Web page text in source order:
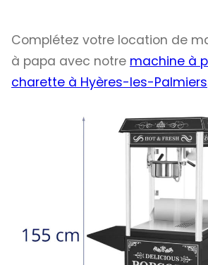
Complétez votre location de
à papa avec notre machine à
charette à Hyères-les-Palmiers